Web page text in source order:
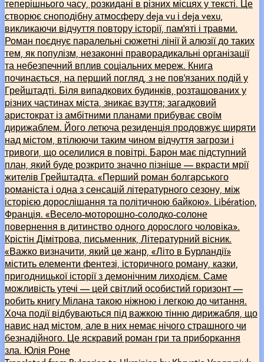
теперішнього часу, розкидані в різних місцях у тексті. Це
створює сноподібну атмосферу deja vu і deja vexu,
викликаючи відчуття повтору історії, пам’яті і травми.
Роман поєднує паралельні сюжетні лінії й алюзії до таких
тем, як популізм, незаконні праворадикальні організації
та небезпечний вплив соціальних мереж. Книга
починається, на перший погляд, з не пов’язаних подій у
Грейштадті. Біля випадкових будинків, розташованих у
різних частинах міста, зникає взуття; загадковий
аристократ із амбітними планами прибуває своїм
дирижаблем. Його летюча резиденція продовжує ширяти
над містом, втілюючи таким чином відчуття загрози і
тривоги, що оселилися в повітрі. Барон має підступний
план, який буде розкрито значно пізніше –– вкрасти мрії
жителів Грейштадта. «Перший роман болгарського
романіста і одна з сенсацій літературного сезону, між
історією дорослішання та політичною байкою». Libération,
Франція. «Весело-моторошно-солодко-солоне
повернення в дитинство одного дорослого чоловіка».
Крістін Дімітрова, письменник, Літературний вісник.
«Важко визначити, який це жанр, «Літо в Бурландії»
містить елементи фентезі, історичного роману, казки,
пригодницької історії з демонічним лиходієм. Саме
можливість утечі –– цей світлий особистий горизонт ––
робить книгу Мілана такою ніжною і легкою до читання.
Хоча події відбуваються під важкою тінню дирижабля, що
навис над містом, але в них немає нічого страшного чи
безнадійного. Це яскравий роман гри та приборкання
зла. Юлія Роне